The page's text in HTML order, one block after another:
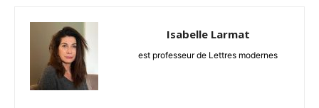
Isabelle Larmat
est professeur de Lettres modernes